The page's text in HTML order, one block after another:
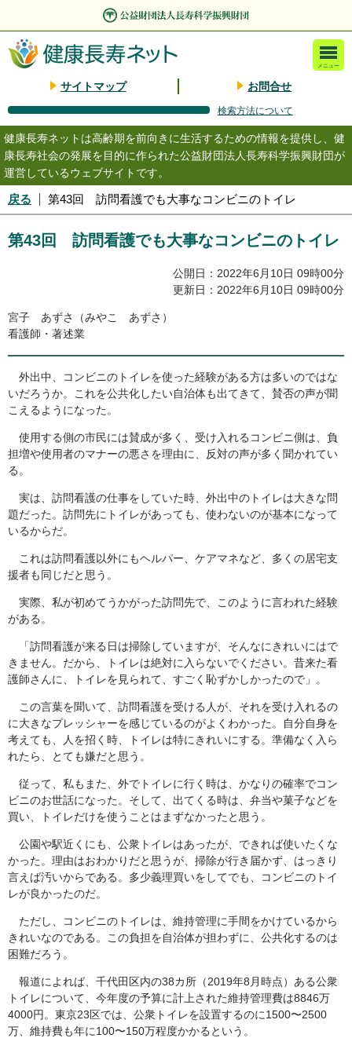
サイトマップ お問合せ
メニュー
検索方法について
健康長寿ネットは高齢期を前向きに生活するための情報を提供し、健
康長寿社会の発展を目的に作られた公益財団法人長寿科学振興財団が
運営しているウェブサイトです。
戻る 第43回 訪問看護でも大事なコンビニのトイレ
第43回 訪問看護でも大事なコンビニのトイレ
公開日：2022年6月10日 09時00分
更新日：2022年6月10日 09時00分
宮子 あずさ（みやこ あずさ）
看護師・著述業
外出中、コンビニのトイレを使った経験がある方は多いのではな
いだろうか。これを公共化したい自治体も出てきて、賛否の声が聞
こえるようになった。
使用する側の市民には賛成が多く、受け入れるコンビニ側は、負
担増や使用者のマナーの悪さを理由に、反対の声が多く聞かれてい
る。
実は、訪問看護の仕事をしていた時、外出中のトイレは大きな問
題だった。訪問先にトイレがあっても、使わないのが基本になって
いるからだ。
これは訪問看護以外にもヘルパー、ケアマネなど、多くの居宅支
援者も同じだと思う。
実際、私が初めてうかがった訪問先で、このように言われた経験
がある。
「訪問看護が来る日は掃除していますが、そんなにきれいにはで
きません。だから、トイレは絶対に入らないでください。昔来た看
護師さんに、トイレを見られて、すごく恥ずかしかったので」。
この言葉を聞いて、訪問看護を受ける人が、それを受け入れるの
に大きなプレッシャーを感じているのがよくわかった。自分自身を
考えても、人を招く時、トイレは特にきれいにする。準備なく入ら
れたら、とても嫌だと思う。
従って、私もまた、外でトイレに行く時は、かなりの確率でコン
ビニのお世話になった。そして、出てくる時は、弁当や菓子などを
買い、トイレだけを使うことはまずなかったと思う。
公園や駅近くにも、公衆トイレはあったが、できれば使いたくな
かった。理由はおわかりだと思うが、掃除が行き届かず、はっきり
言えば汚いからである。多少義理買いをしてでも、コンビニのトイ
レが良かったのだ。
ただし、コンビニのトイレは、維持管理に手間をかけているから
きれいなのである。この負担を自治体が担わずに、公共化するのは
困難だろう。
報道によれば、千代田区内の38カ所（2019年8月時点）ある公衆
トイレについて、今年度の予算に計上された維持管理費は8846万
4000円。東京23区では、公衆トイレを設置するのに1500〜2500
万、維持費も年に100〜150万程度かかるという。